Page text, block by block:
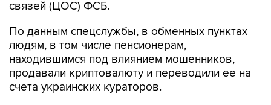
связей (ЦОС) ФСБ.
По данным спецслужбы, в обменных пунктах
людям, в том числе пенсионерам,
находившимся под влиянием мошенников,
продавали криптовалюту и переводили ее на
счета украинских кураторов.